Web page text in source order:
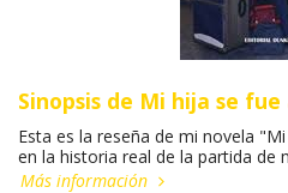
Sinopsis de Mi hija se fue
Esta es la reseña de mi novela
en la historia real de la partida de
Más información